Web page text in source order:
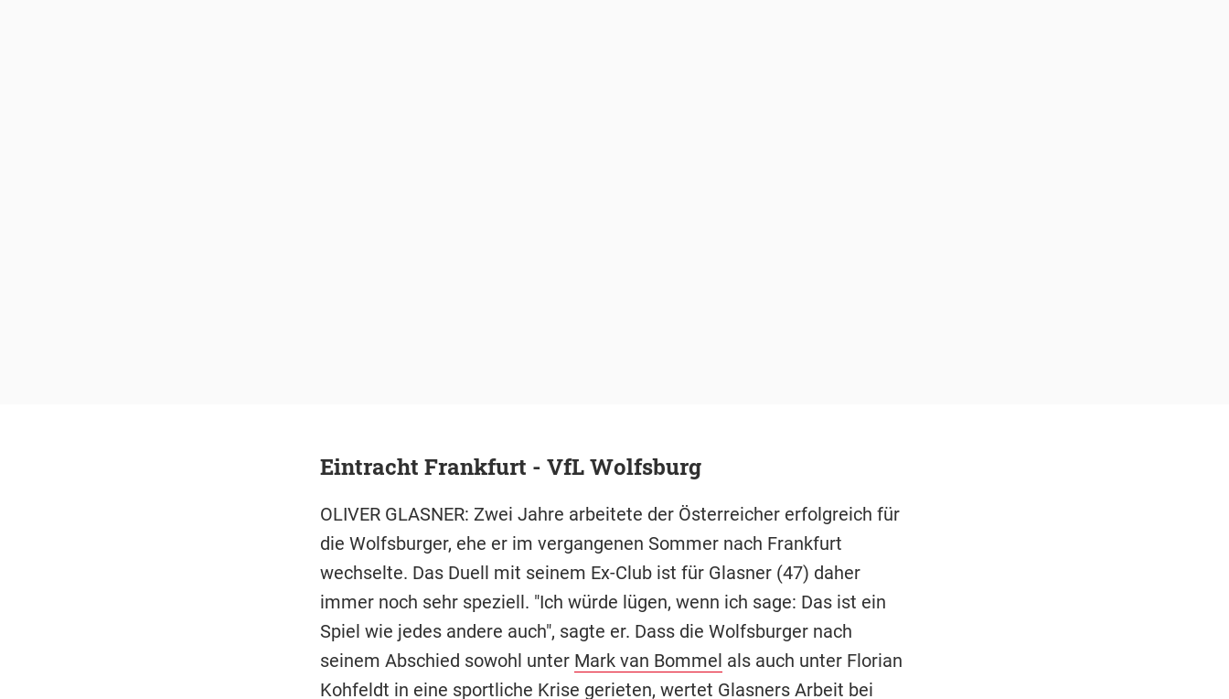
Eintracht Frankfurt - VfL Wolfsburg
OLIVER GLASNER: Zwei Jahre arbeitete der Österreicher erfolgreich für
die Wolfsburger, ehe er im vergangenen Sommer nach Frankfurt
wechselte. Das Duell mit seinem Ex-Club ist für Glasner (47) daher
immer noch sehr speziell. "Ich würde lügen, wenn ich sage: Das ist ein
Spiel wie jedes andere auch", sagte er. Dass die Wolfsburger nach
seinem Abschied sowohl unter Mark van Bommel als auch unter Florian
Kohfeldt in eine sportliche Krise gerieten, wertet Glasners Arbeit bei